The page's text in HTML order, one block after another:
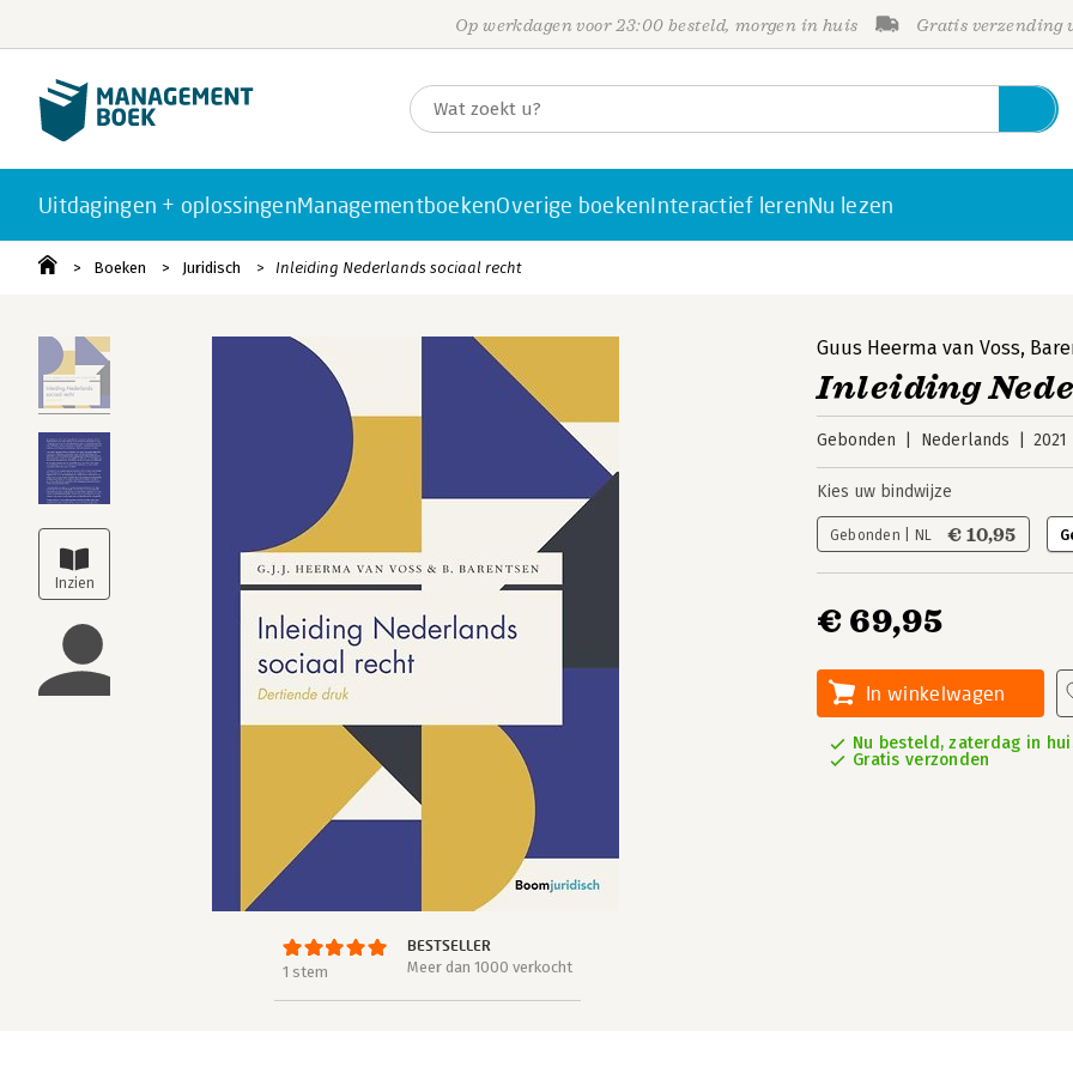
Op werkdagen voor 23:00 besteld, morgen in huis Gratis verzending
Uitdagingen + oplossingenManagementboekenOverige boekenInteractief lerenNu lezen
Boeken Juridisch Inleiding Nederlands sociaal recht
1 stem
BESTSELLER
Meer dan 1000 verkocht
Guus Heerma van Voss,
Inleiding
Gebonden Nederlands 2021
Kies uw bindwijze
Gebonden | NL € 10,95
€ 69,95
In winkelwagen
Nu besteld, zaterdag in
Gratis verzonden